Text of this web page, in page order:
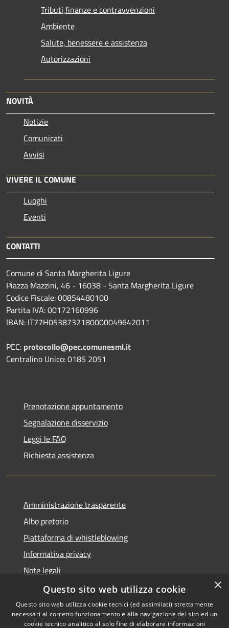
Tributi,finanze e contravvenzioni
Ambiente
Salute, benessere e assistenza
Autorizzazioni
NOVITÀ
Notizie
Comunicati
Avvisi
VIVERE IL COMUNE
Luoghi
Eventi
CONTATTI
Comune di Santa Margherita Ligure
Piazza Mazzini, 46 - 16038 - Santa Margherita Ligure
Codice Fiscale: 00854480100
Partita IVA: 00172160996
IBAN: IT77H0538732180000049642011
PEC: protocollo@pec.comunesml.it
Centralino Unico: 0185 2051
Prenotazione appuntamento
Segnalazione disservizio
Leggi le FAQ
Richiesta assistenza
Amministrazione trasparente
Albo pretorio
Piattaforma di whistleblowing
Informativa privacy
Note legali
Dichiarazione di accessibilità
×
Questo sito web utilizza cookie
Questo sito web utilizza cookie tecnici (ed assimilati) strettamente
necessari al corretto funzionamento e alla navigazione del sito ed un
cookie tecnico analitico al solo fine di elaborare informazioni